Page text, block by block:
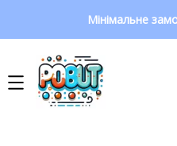
Мінімальне